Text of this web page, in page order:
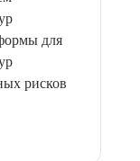
для
рисков